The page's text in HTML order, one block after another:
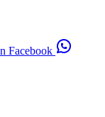
Facebook